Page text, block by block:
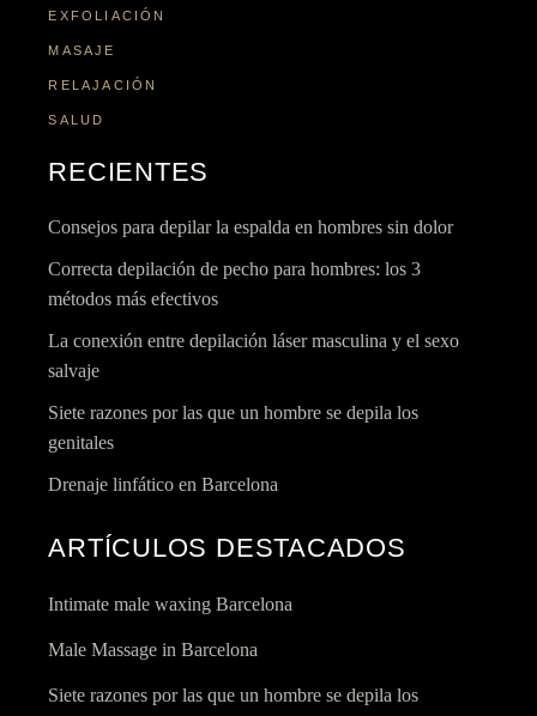
EXFOLIACIÓN
MASAJE
RELAJACIÓN
SALUD
RECIENTES
Consejos para depilar la espalda en hombres sin dolor
Correcta depilación de pecho para hombres: los 3
métodos más efectivos
La conexión entre depilación láser masculina y el sexo
salvaje
Siete razones por las que un hombre se depila los
genitales
Drenaje linfático en Barcelona
ARTÍCULOS DESTACADOS
Intimate male waxing Barcelona
Male Massage in Barcelona
Siete razones por las que un hombre se depila los